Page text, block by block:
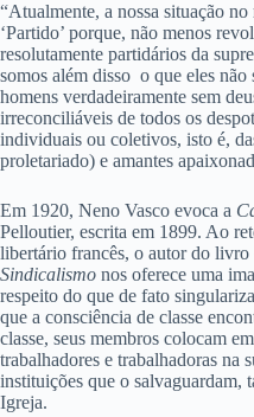
“Atualmente, a nossa situação
‘Partido’ porque, não menos
resolutamente partidários da
somos além disso o que eles não
homens verdadeiramente sem
irreconciliáveis de todos os
individuais ou coletivos, isto é,
proletariado) e amantes
Em 1920, Neno Vasco evoca a
Pelloutier, escrita em 1899. Ao
libertário francês, o autor do livro
Sindicalismo nos oferece uma
respeito do que de fato
que a consciência de classe
classe, seus membros colocam
trabalhadores e trabalhadoras na
instituições que o salvaguardam,
Igreja.